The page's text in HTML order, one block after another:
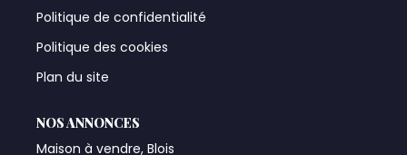
Politique de confidentialité
Politique des cookies
Plan du site
NOS ANNONCES
Maison à vendre, Blois